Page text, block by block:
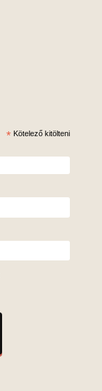
* Kötelező kitölteni